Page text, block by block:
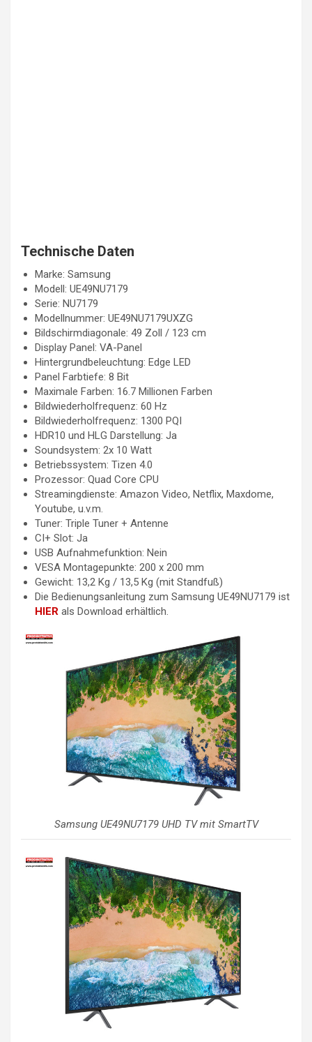
Technische Daten
Marke: Samsung
Modell: UE49NU7179
Serie: NU7179
Modellnummer: UE49NU7179UXZG
Bildschirmdiagonale: 49 Zoll / 123 cm
Display Panel: VA-Panel
Hintergrundbeleuchtung: Edge LED
Panel Farbtiefe: 8 Bit
Maximale Farben: 16.7 Millionen Farben
Bildwiederholfrequenz: 60 Hz
Bildwiederholfrequenz: 1300 PQI
HDR10 und HLG Darstellung: Ja
Soundsystem: 2x 10 Watt
Betriebssystem: Tizen 4.0
Prozessor: Quad Core CPU
Streamingdienste: Amazon Video, Netflix, Maxdome,
Youtube, u.v.m.
Tuner: Triple Tuner + Antenne
CI+ Slot: Ja
USB Aufnahmefunktion: Nein
VESA Montagepunkte: 200 x 200 mm
Gewicht: 13,2 Kg / 13,5 Kg (mit Standfuß)
Die Bedienungsanleitung zum Samsung UE49NU7179 ist
HIER als Download erhältlich.
Samsung UE49NU7179 UHD TV mit SmartTV